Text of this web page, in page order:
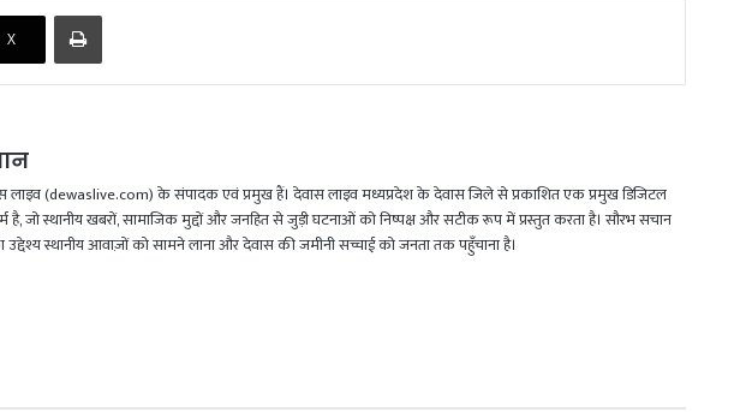
X
Print
लाइव (dewaslive.com) के संपादक एवं प्रमुख हैं। देवास लाइव मध्यप्रदेश के देवास जिले से प्रकाशित एक प्रमुख डिजिटल
है, जो स्थानीय खबरों, सामाजिक मुद्दों और जनहित से जुड़ी घटनाओं को निष्पक्ष और सटीक रूप में प्रस्तुत करता है। सौरभ सचान
उद्देश्य स्थानीय आवाज़ों को सामने लाना और देवास की जमीनी सच्चाई को जनता तक पहुँचाना है।